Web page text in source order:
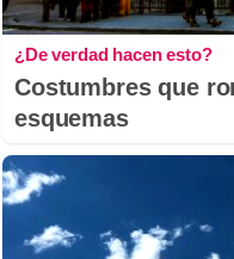
¿De verdad hacen esto?
Costumbres que
esquemas